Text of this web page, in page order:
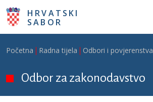
Skoči na glavni sadržaj
HRVATSKI
SABOR
Breadcrumb
Početna Radna tijela Odbori i povjerenstva
Odbor za zakonodavstvo